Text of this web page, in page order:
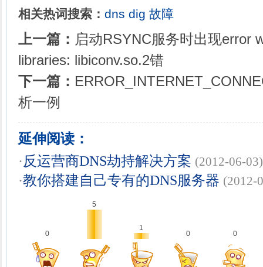
相关热词搜索： dns dig 故障
上一篇： 启动RSYNC服务时出现error
libraries: libiconv.so.2错
下一篇：
析一例
延伸阅读：
·反运营商DNS劫持解决方案 (2012-06-03)
·教你搭建自己专有的DNS服务器 (2012-
0
5
1
0 0